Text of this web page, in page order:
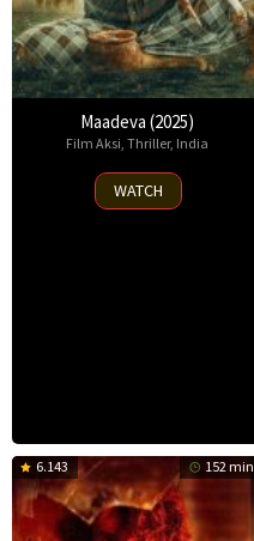
Maadeva (2025)
Film Aksi Thriller, India
30
May
WATCH
6.143 152 min